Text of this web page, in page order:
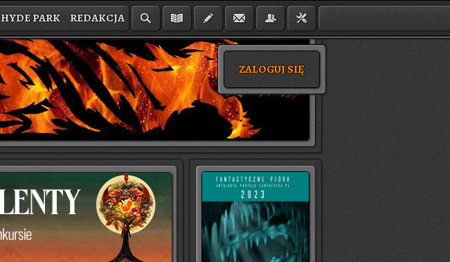
HYDE PARK REDAKCJA
ZALOGUJ SIĘ